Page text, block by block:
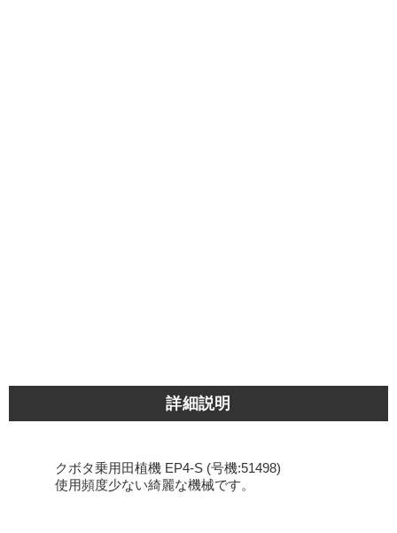
詳細説明
クボタ乗用田植機 EP4-S (号機:51498)
使用頻度少ない綺麗な機械です。